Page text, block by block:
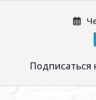
Подписаться